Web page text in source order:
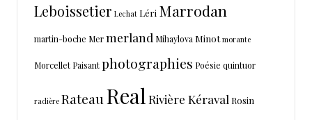
Leboissetier Lechat Léri Marrodan
martin-boche Mermerland Mihaylova Minot morante
Morcellet Paisantphotographies Poésie quintuor
radière RateauReal Rivière Kéraval Rosin